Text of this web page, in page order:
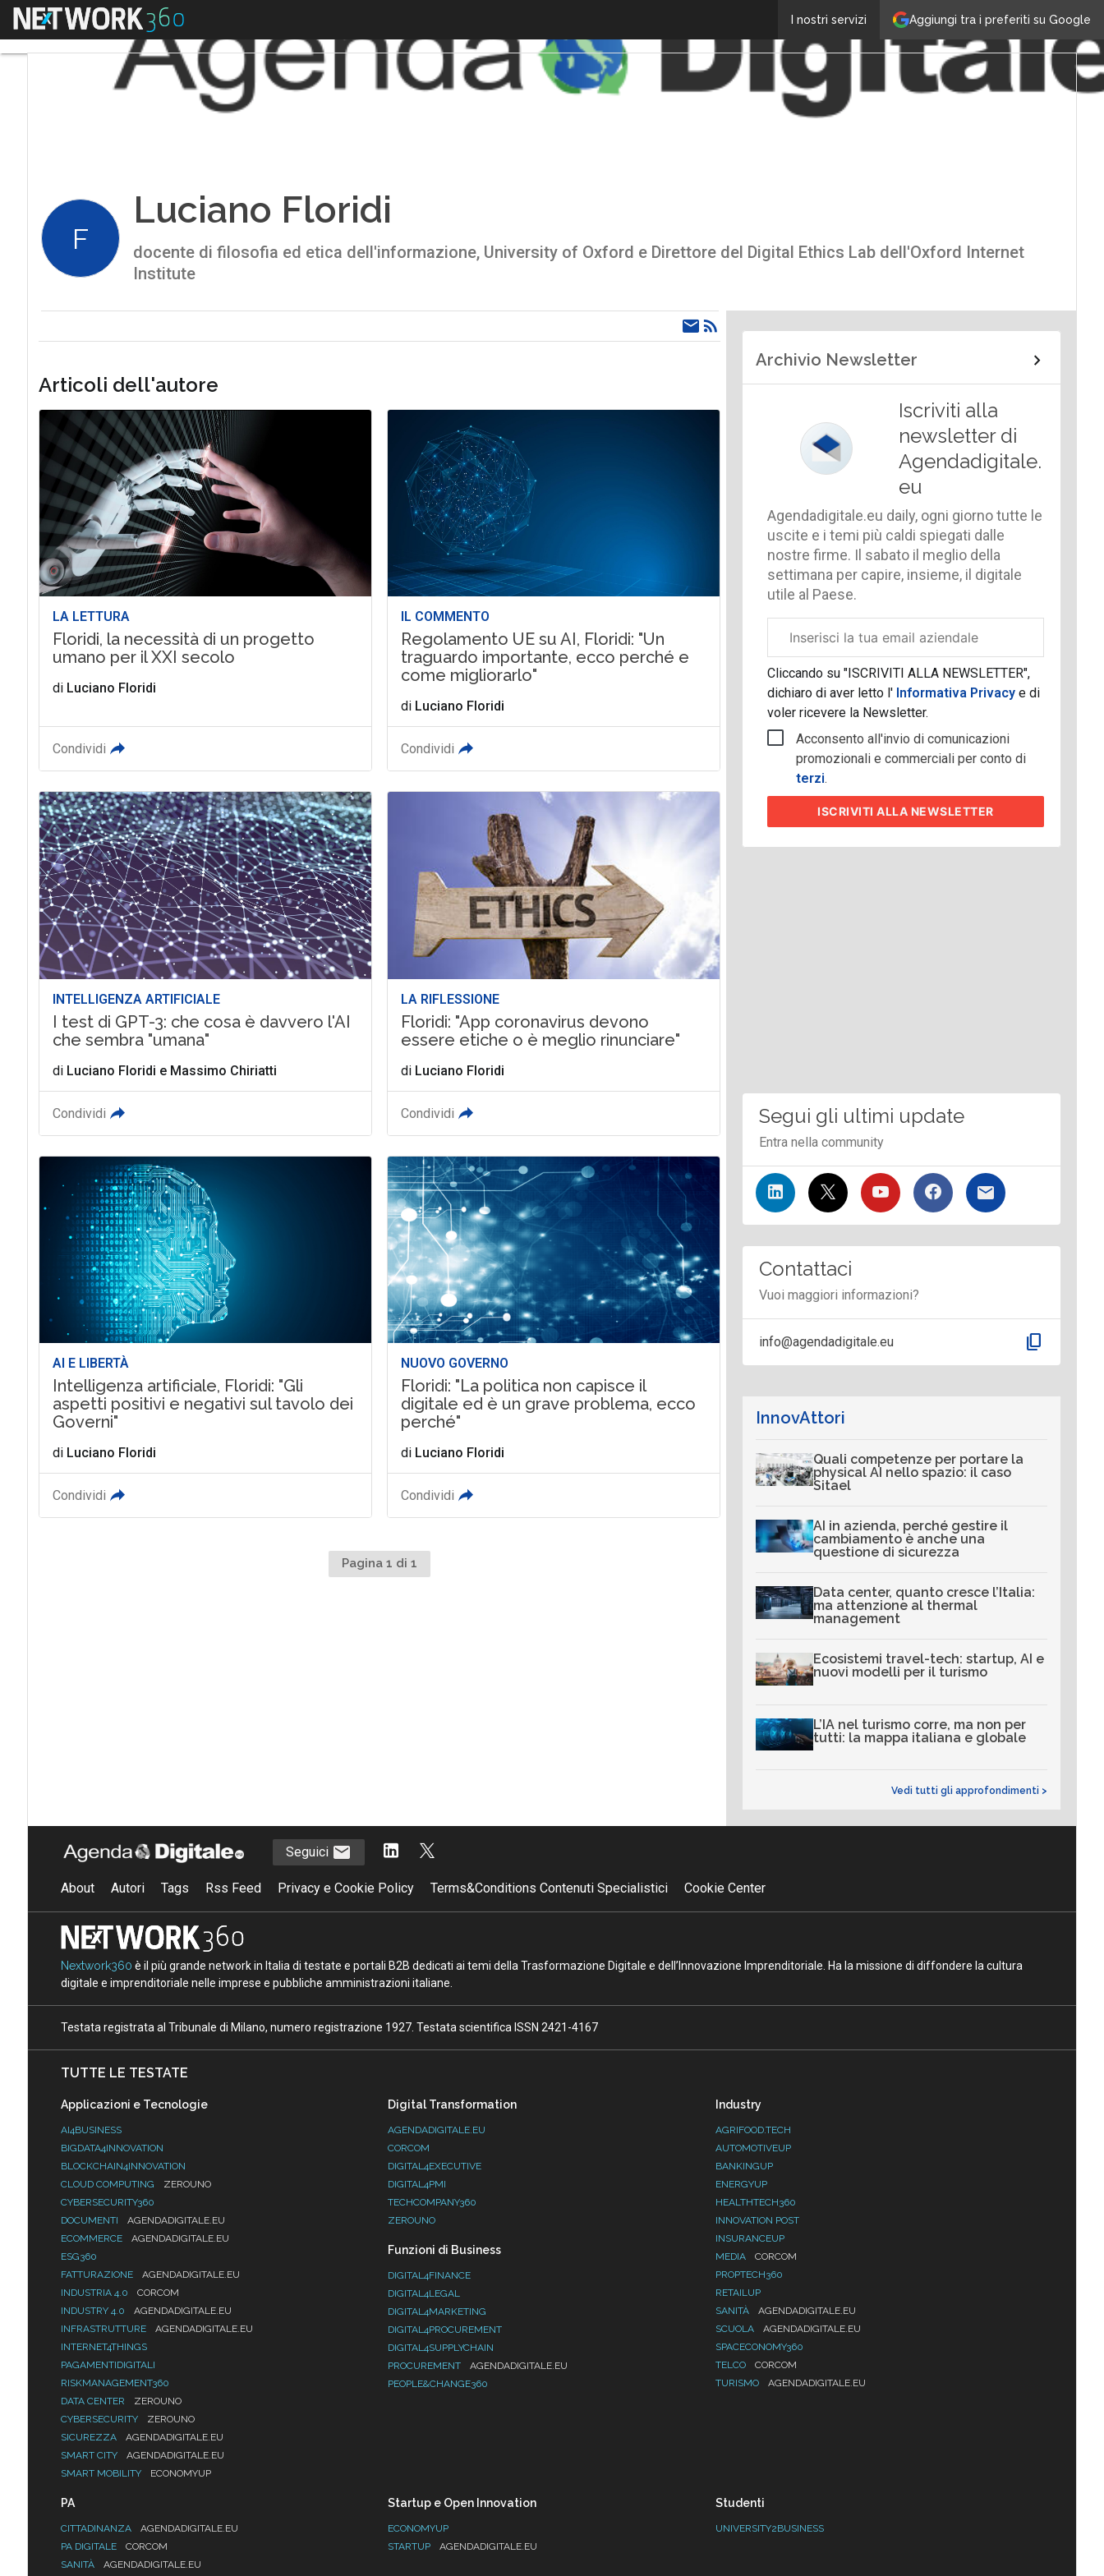
Aggiungi tra i preferiti su Google
I nostri servizi
Menu
F
Luciano Floridi
docente di filosofia ed etica dell'informazione, University of Oxford e Direttore del Digital Ethics Lab dell'Oxford Internet
Institute
Articoli dell'autore
LA LETTURA
Floridi, la necessità di un progetto
umano per il XXI secolo
di Luciano Floridi
Condividi
IL COMMENTO
Regolamento UE su AI, Floridi: "Un
traguardo importante, ecco perché e
come migliorarlo"
di Luciano Floridi
Condividi
INTELLIGENZA ARTIFICIALE
I test di GPT-3: che cosa è davvero l'AI
che sembra "umana"
di Luciano Floridi e Massimo Chiriatti
Condividi
LA RIFLESSIONE
Floridi: "App coronavirus devono
essere etiche o è meglio rinunciare"
di Luciano Floridi
Condividi
AI E LIBERTÀ
Intelligenza artificiale, Floridi: "Gli
aspetti positivi e negativi sul tavolo dei
Governi"
di Luciano Floridi
Condividi
NUOVO GOVERNO
Floridi: "La politica non capisce il
digitale ed è un grave problema, ecco
perché"
di Luciano Floridi
Condividi
Pagina 1 di 1
Archivio Newsletter
Iscriviti alla
newsletter di
Agendadigitale.
eu
Agendadigitale.eu daily, ogni giorno tutte le
uscite e i temi più caldi spiegati dalle
nostre firme. Il sabato il meglio della
settimana per capire, insieme, il digitale
utile al Paese.
aziendale
Cliccando su "ISCRIVITI ALLA NEWSLETTER",
dichiaro di aver letto l' Informativa Privacye di
voler ricevere la Newsletter.
Acconsento all'invio di comunicazioni
promozionali e commerciali per conto di
terzi.
ISCRIVITIALLA NEWSLETTER
Segui gli ultimi update
Entra nella community
Contattaci
Vuoi maggiori informazioni?
info@agendadigitale.eu content_copy
InnovAttori
Quali competenze per portare la
physical AI nello spazio: il caso
Sitael
AI in azienda, perché gestire il
cambiamento è anche una
questione di sicurezza
Data center, quanto cresce l’Italia:
ma attenzione al thermal
management
Ecosistemi travel-tech: startup, AI e
nuovi modelli per il turismo
L’IA nel turismo corre, ma non per
tutti: la mappa italiana e globale
Vedi tutti gli approfondimenti >
Seguici
About Autori Tags Rss Feed Privacy e Cookie Policy Terms&Conditions Contenuti Specialistici Cookie Center
Nextwork360 è il più grande network in Italia di testate e portali B2B dedicati ai temi della Trasformazione Digitale e dell’Innovazione Imprenditoriale. Ha la missione di diffondere la cultura
digitale e imprenditoriale nelle imprese e pubbliche amministrazioni italiane.
Testata registrata al Tribunale di Milano, numero registrazione 1927. Testata scientifica ISSN 2421-4167
TUTTE LE TESTATE
Applicazioni e Tecnologie
AI4BUSINESS
BIGDATA4INNOVATION
BLOCKCHAIN4INNOVATION
CLOUD COMPUTING
ZEROUNO
CYBERSECURITY360
DOCUMENTI
AGENDADIGITALE.EU
ECOMMERCE
AGENDADIGITALE.EU
ESG360
FATTURAZIONE
AGENDADIGITALE.EU
INDUSTRIA 4.0
CORCOM
INDUSTRY 4.0
AGENDADIGITALE.EU
INFRASTRUTTURE
AGENDADIGITALE.EU
INTERNET4THINGS
PAGAMENTIDIGITALI
RISKMANAGEMENT360
DATA CENTER
ZEROUNO
CYBERSECURITY
ZEROUNO
SICUREZZA
AGENDADIGITALE.EU
SMART CITY
AGENDADIGITALE.EU
SMART MOBILITY
ECONOMYUP
Digital Transformation
AGENDADIGITALE.EU
CORCOM
DIGITAL4EXECUTIVE
DIGITAL4PMI
TECHCOMPANY360
ZEROUNO
Funzioni di Business
DIGITAL4FINANCE
DIGITAL4LEGAL
DIGITAL4MARKETING
DIGITAL4PROCUREMENT
DIGITAL4SUPPLYCHAIN
PROCUREMENT
AGENDADIGITALE.EU
PEOPLE&CHANGE360
Industry
AGRIFOOD.TECH
AUTOMOTIVEUP
BANKINGUP
ENERGYUP
HEALTHTECH360
INNOVATION POST
INSURANCEUP
MEDIA
CORCOM
PROPTECH360
RETAILUP
SANITÀ
AGENDADIGITALE.EU
SCUOLA
AGENDADIGITALE.EU
SPACECONOMY360
TELCO
CORCOM
TURISMO
AGENDADIGITALE.EU
PA
CITTADINANZA
AGENDADIGITALE.EU
PA DIGITALE
CORCOM
SANITÀ
AGENDADIGITALE.EU
Startup e Open Innovation
ECONOMYUP
STARTUP
AGENDADIGITALE.EU
Studenti
UNIVERSITY2BUSINESS